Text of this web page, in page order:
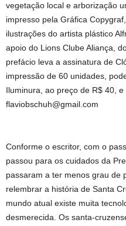
vegetação local e arborização
impresso pela Gráfica
ilustrações do artista plástico
apoio do Lions Clube Aliança,
prefácio leva a assinatura de
impressão de 60 unidades,
Iluminura, ao preço de R$ 40,
flaviobschuh@gmail.com
Conforme o escritor, com o
passou para os cuidados da
passaram a ter menos grau de
relembrar a história de Santa
mundo atual existe muita
desmerecida. Os santa-